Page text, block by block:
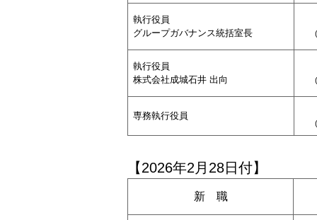
執行役員
グループガバナンス統括室長
(
執行役員
株式会社成城石井 出向
(
専務執行役員
(
【2026年2月28日付】
新 職